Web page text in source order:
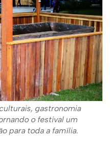
gastronomia
o festival um
para toda a família.